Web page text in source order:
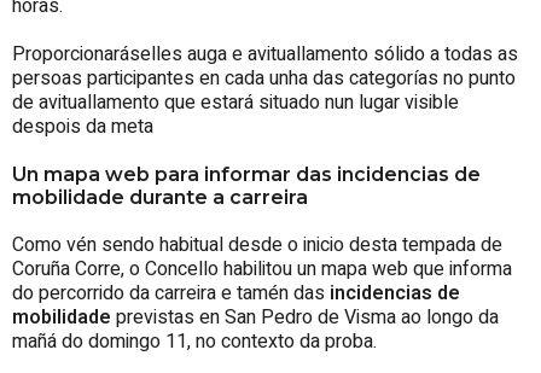
horas.
Proporcionaráselles auga e avituallamento sólido a todas as
persoas participantes en cada unha das categorías no punto
de avituallamento que estará situado nun lugar visible
despois da meta
Un mapa web para informar das incidencias de
mobilidade durante a carreira
Como vén sendo habitual desde o inicio desta tempada de
Coruña Corre, o Concello habilitou un mapa web que informa
do percorrido da carreira e tamén das incidencias de
mobilidade previstas en San Pedro de Visma ao longo da
mañá do domingo 11, no contexto da proba.